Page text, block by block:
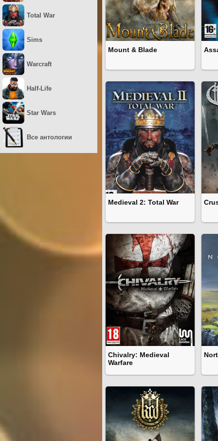
Mount & Blade
Medieval 2: Total War
Chivalry: Medieval
Warfare
Total War
Sims
Warcraft
Half-Life
Star Wars
Все антологии